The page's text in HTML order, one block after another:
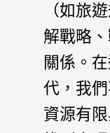
（如旅
解戰略
關係。
代，我
資源有